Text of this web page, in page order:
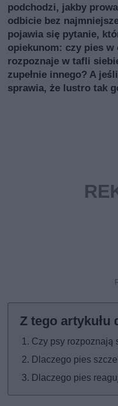
podchodzi, jakby
odbicie bez
pojawia się pytanie,
opiekunom: czy pies
rozpoznaje w tafli
zupełnie innego? A
sprawia, że lustro tak
Czy psy rozpoznają
Dlaczego pies
Dlaczego pies